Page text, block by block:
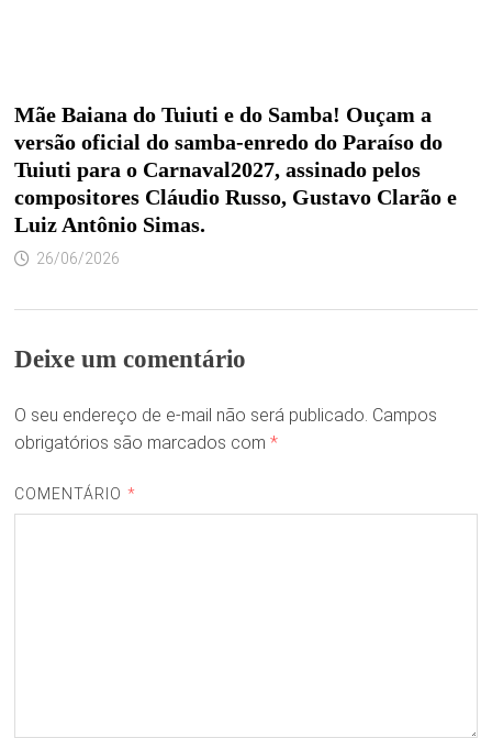
Mãe Baiana do Tuiuti e do Samba! Ouçam a
versão oficial do samba-enredo do Paraíso do
Tuiuti para o Carnaval2027, assinado pelos
compositores Cláudio Russo, Gustavo Clarão e
Luiz Antônio Simas.
26/06/2026
Deixe um comentário
O seu endereço de e-mail não será publicado. Campos
obrigatórios são marcados com *
COMENTÁRIO *